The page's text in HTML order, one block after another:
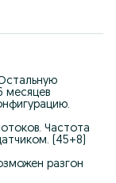
месяцев
Частота
(45+8)
разгон